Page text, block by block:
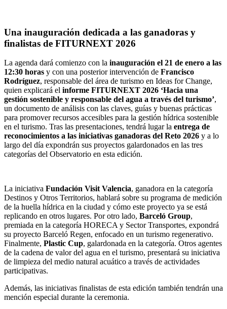
Una inauguración dedicada a las ganadoras y
finalistas de FITURNEXT 2026
La agenda dará comienzo con la inauguración el 21 de enero a las
12:30 horas y con una posterior intervención de Francisco
Rodríguez, responsable del área de turismo en Ideas for Change,
quien explicará el informe FITURNEXT 2026 ‘Hacia una
gestión sostenible y responsable del agua a través del turismo’,
un documento de análisis con las claves, guías y buenas prácticas
para promover recursos accesibles para la gestión hídrica sostenible
en el turismo. Tras las presentaciones, tendrá lugar la entrega de
reconocimientos a las iniciativas ganadoras del Reto 2026 y a lo
largo del día expondrán sus proyectos galardonados en las tres
categorías del Observatorio en esta edición.
La iniciativa Fundación Visit Valencia, ganadora en la categoría
Destinos y Otros Territorios, hablará sobre su programa de medición
de la huella hídrica en la ciudad y cómo este proyecto ya se está
replicando en otros lugares. Por otro lado, Barceló Group,
premiada en la categoría HORECA y Sector Transportes, expondrá
su proyecto Barceló Regen, enfocado en un turismo regenerativo.
Finalmente, Plastic Cup, galardonada en la categoría. Otros agentes
de la cadena de valor del agua en el turismo, presentará su iniciativa
de limpieza del medio natural acuático a través de actividades
participativas.
Además, las iniciativas finalistas de esta edición también tendrán una
mención especial durante la ceremonia.